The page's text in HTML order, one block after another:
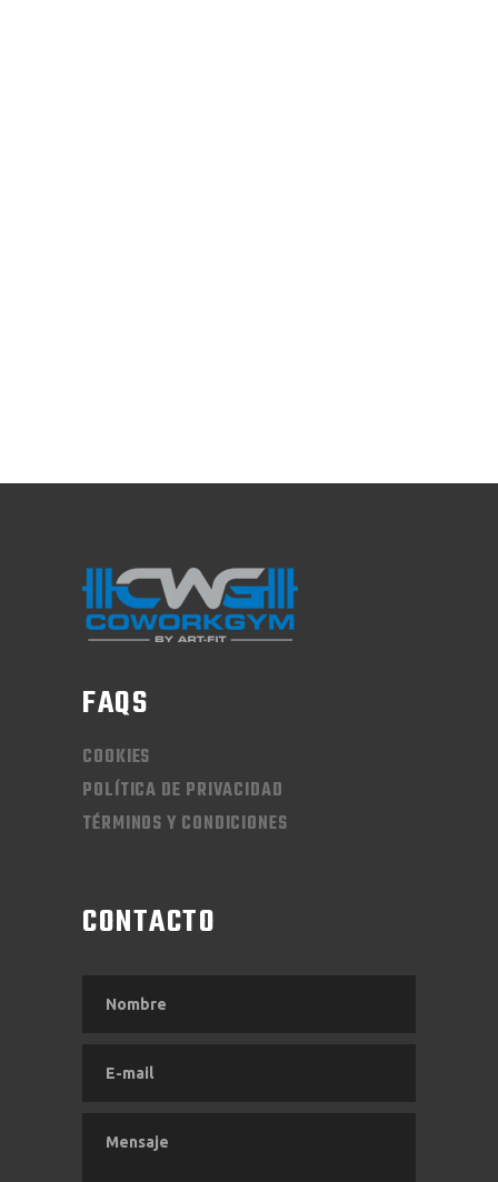
FAQS
COOKIES
POLÍTICA DE PRIVACIDAD
TÉRMINOS Y CONDICIONES
CONTACTO